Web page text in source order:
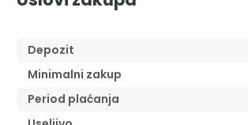
Depozit
Minimalni zakup
Period plaćanja